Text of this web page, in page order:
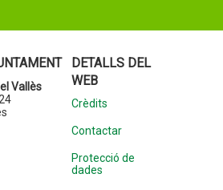
Vallès
DETALLS DEL
WEB
Crèdits
Contactar
Protecció de
dades